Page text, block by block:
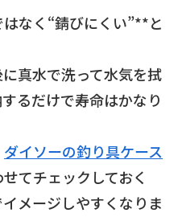
なく“錆びにくい”**と
真水で洗って水気を拭
るだけで寿命はかなり
ダイソーの釣り具ケース
てチェックしておく
メージしやすくなりま